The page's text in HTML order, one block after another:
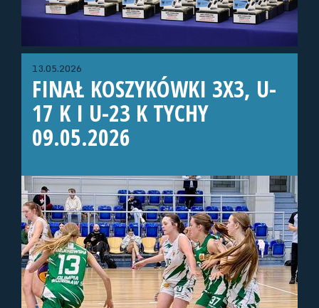
13.05.2026
FINAŁ KOSZYKÓWKI 3X3, U-
17 K I U-23 K TYCHY
09.05.2026